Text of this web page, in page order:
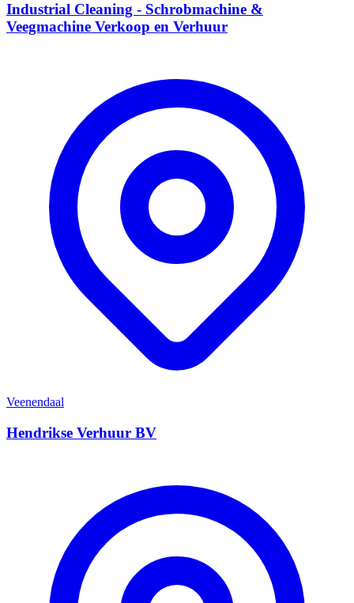
Industrial Cleaning - Schrobmachine &
Veegmachine Verkoop en Verhuur
Veenendaal
Hendrikse Verhuur BV